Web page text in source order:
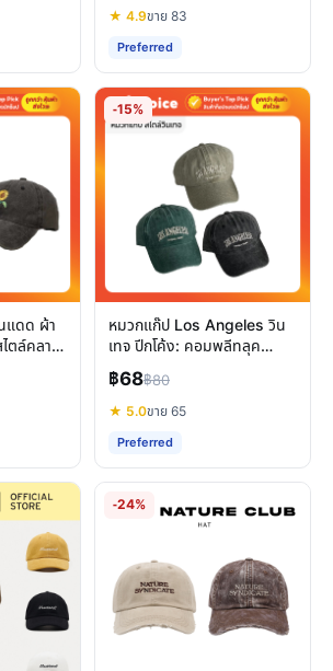
★ 4.9ขาย 83
Preferred
แดด ผ้า
ตล์คลาส
-15%
หมวกแก๊ป Los Angeles วิน
เทจ ปีกโค้ง: คอมพลีทลุค
แฟชั่นสุดคูล ปรับขนาดได้
฿68฿80
★ 5.0ขาย 65
Preferred
-24%